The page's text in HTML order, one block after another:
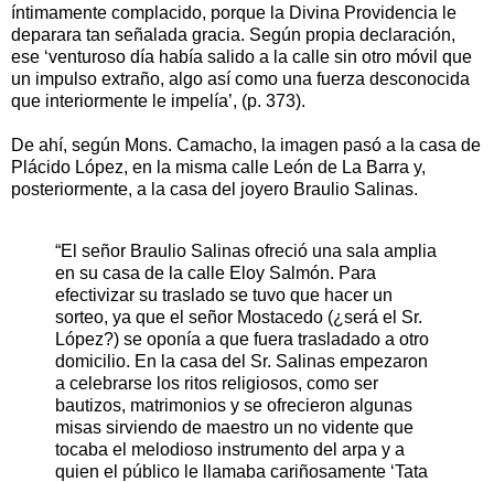
íntimamente complacido, porque la Divina Providencia le
deparara tan señalada gracia. Según propia declaración,
ese ‘venturoso día había salido a la calle sin otro móvil que
un impulso extraño, algo así como una fuerza desconocida
que interiormente le impelía’, (p. 373).
De ahí, según Mons. Camacho, la imagen pasó a la casa de
Plácido López, en la misma calle León de La Barra y,
posteriormente, a la casa del joyero Braulio Salinas.
“El señor Braulio Salinas ofreció una sala amplia
en su casa de la calle Eloy Salmón. Para
efectivizar su traslado se tuvo que hacer un
sorteo, ya que el señor Mostacedo (¿será el Sr.
López?) se oponía a que fuera trasladado a otro
domicilio. En la casa del Sr. Salinas empezaron
a celebrarse los ritos religiosos, como ser
bautizos, matrimonios y se ofrecieron algunas
misas sirviendo de maestro un no vidente que
tocaba el melodioso instrumento del arpa y a
quien el público le llamaba cariñosamente ‘Tata